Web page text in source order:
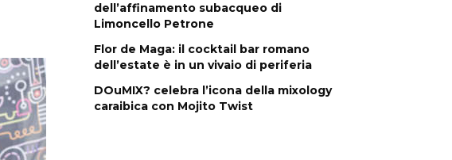
dell’affinamento subacqueo di
Limoncello Petrone
Flor de Maga: il cocktail bar romano
dell’estate è in un vivaio di periferia
DOuMIX? celebra l’icona della mixology
caraibica con Mojito Twist